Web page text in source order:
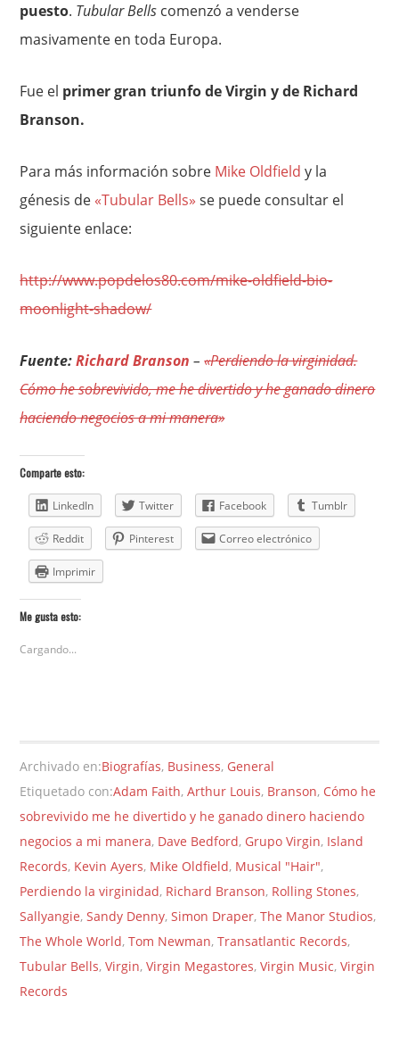
puesto. Tubular Bells comenzó a venderse
masivamente en toda Europa.
Fue el primer gran triunfo de Virgin y de Richard
Branson.
Para más información sobre Mike Oldfield y la
génesis de «Tubular Bells» se puede consultar el
siguiente enlace:
http://www.popdelos80.com/mike-oldfield-bio-
moonlight-shadow/
Fuente:Richard Branson –«Perdiendo la virginidad.
Cómo he sobrevivido, me he divertido y he ganado dinero
haciendo negocios a mi manera»
Comparte esto:
LinkedIn Twitter Facebook Tumblr
Reddit Pinterest Correo electrónico
Imprimir
Me gusta esto:
Cargando...
Archivado en:Biografías, Business, General
Etiquetado con:Adam Faith,Arthur Louis, Branson, Cómo he
sobrevivido me he divertido y he ganado dinero haciendo
negocios a mi manera, Dave Bedford, Grupo Virgin, Island
Records, Kevin Ayers, Mike Oldfield, Musical "Hair",
Perdiendo la virginidad, Richard Branson, Rolling Stones,
Sallyangie,Sandy Denny,Simon Draper,The Manor Studios,
The Whole World,Tom Newman,Transatlantic Records,
Tubular Bells,Virgin,Virgin Megastores,Virgin Music,Virgin
Records